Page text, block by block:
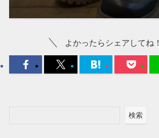
よかったらシェアしてね！
検索